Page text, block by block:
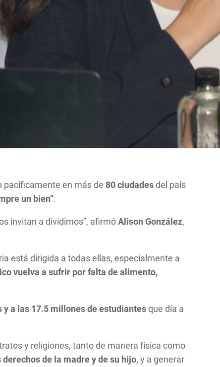
pacíficamente en más de 80 ciudades del país
un bien”.
invitan a dividirnos”, afirmóAlison González,
está dirigida a todas ellas, especialmente a
vuelva a sufrir por falta de alimento,
a las 17.5 millones de estudiantes que día a
y religiones, tanto de manera física como
de la madre y de su hijo, y a generar